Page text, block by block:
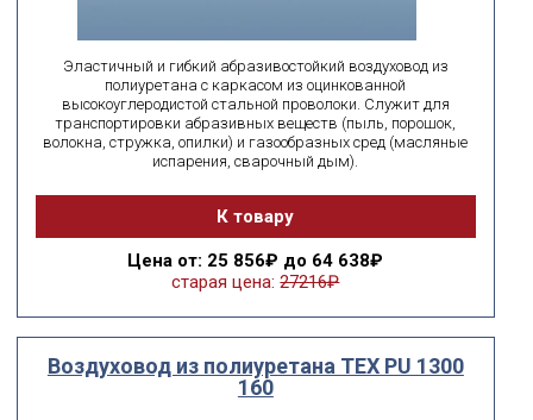
Эластичный и гибкий абразивостойкий воздуховод из
полиуретана с каркасом из оцинкованной
высокоуглеродистой стальной проволоки. Служит для
транспортировки абразивных веществ (пыль, порошок,
волокна, стружка, опилки) и газообразных сред (масляные
испарения, сварочный дым).
К товару
Цена от: 25 856₽ до 64 638₽
старая цена: 27216₽
Воздуховод из полиуретана ТЕХ PU 1300
160